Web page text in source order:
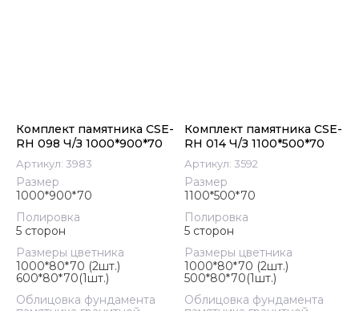
Комплект памятника CSE-
RH 098 Ч/З 1000*900*70
Артикул: 3983
Размер
1000*900*70
Полировка
5 сторон
Размеры цветника
1000*80*70 (2шт.)
600*80*70(1шт.)
Облицовка фундамента
Комплект памятника CSE-
RH 014 Ч/З 1100*500*70
Артикул: 3592
Размер
1100*500*70
Полировка
5 сторон
Размеры цветника
1000*80*70 (2шт.)
500*80*70(1шт.)
Облицовка фундамента